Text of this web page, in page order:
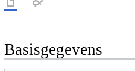
Basisgegevens